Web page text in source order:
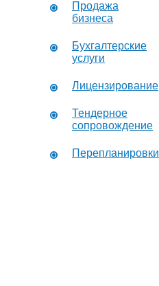
Продажа
бизнеса
Бухгалтерские
услуги
Лицензирование
Тендерное
сопровождение
Перепланировки